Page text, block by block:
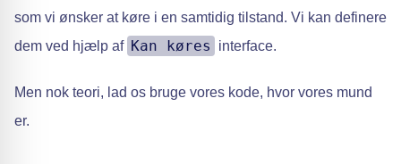
som vi ønsker at køre i en samtidig tilstand. Vi kan definere
dem ved hjælp af Kan køres interface.
Men nok teori, lad os bruge vores kode, hvor vores mund
er.